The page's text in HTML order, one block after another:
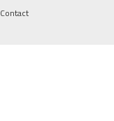
Contact